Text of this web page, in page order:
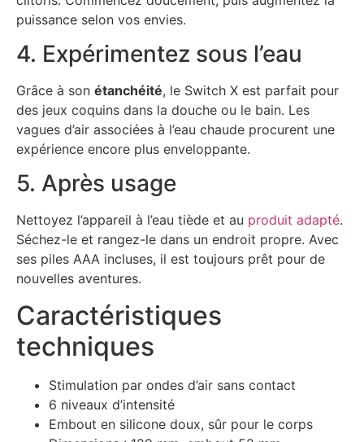
puissance selon vos envies.
4. Expérimentez sous l’eau
Grâce à son étanchéité, le Switch X est parfait pour
des jeux coquins dans la douche ou le bain. Les
vagues d’air associées à l’eau chaude procurent une
expérience encore plus enveloppante.
5. Après usage
Nettoyez l’appareil à l’eau tiède et au produit adapté.
Séchez-le et rangez-le dans un endroit propre. Avec
ses piles AAA incluses, il est toujours prêt pour de
nouvelles aventures.
Caractéristiques
techniques
Stimulation par ondes d’air sans contact
6 niveaux d’intensité
Embout en silicone doux, sûr pour le corps